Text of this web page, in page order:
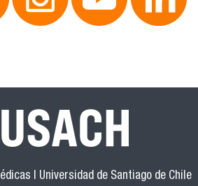
| Universidad de Santiago de Chile